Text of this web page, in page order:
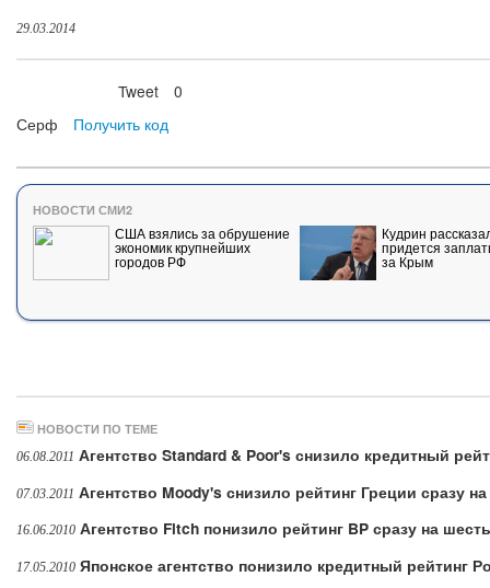
29.03.2014
Tweet
0
Серф
Получить код
НОВОСТИ СМИ2
США взялись за обрушение
экономик крупнейших
городов РФ
Кудрин
придется
за Крым
НОВОСТИ ПО ТЕМЕ
06.08.2011 Агентство Standard & Poor's снизило кредитный
07.03.2011 Агентство Moody's снизило рейтинг Греции сразу
16.06.2010 Агентство Fitch понизило рейтинг BP сразу на
17.05.2010 Японское агентство понизило кредитный рейтинг